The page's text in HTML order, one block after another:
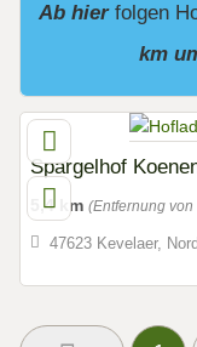
Ab hier folgen
km
Spargelhof
5,4 km (Entfernung von
47623 Kevelaer,